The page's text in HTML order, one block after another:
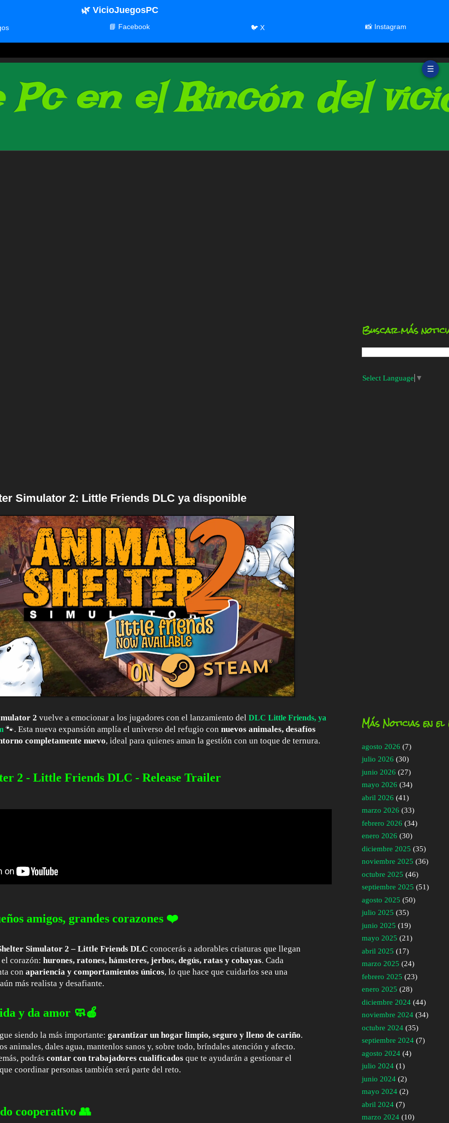
☰
Pc en el Rincón del
🌿 VicioJuegosPC
📘 Facebook 🐦 X 📸 Instagram
Simulator 2: Little Friends DLC ya disponible
2 vuelve a emocionar a los jugadores con el lanzamiento del DLC Little Friends, ya
🐾. Esta nueva expansión amplía el universo del refugio con nuevos animales, desafíos
completamente nuevo, ideal para quienes aman la gestión con un toque de ternura.
2 - Little Friends DLC - Release Trailer
amigos, grandes corazones ❤️
Simulator 2 – Little Friends DLC conocerás a adorables criaturas que llegan
el corazón:hurones, ratones, hámsteres, jerbos, degús, ratas y cobayas. Cada
conapariencia y comportamientos únicos, lo que hace que cuidarlos sea una
más realista y desafiante.
y da amor 🧼🍎
siendo la más importante:garantizar un hogar limpio, seguro y lleno de cariño.
animales, dales agua, mantenlos sanos y, sobre todo, bríndales atención y afecto.
podráscontar con trabajadores cualificados que te ayudarán a gestionar el
coordinar personas también será parte del reto.
cooperativo 👥
Buscar más
Select Language ▼
Más Noticias en
agosto 2026 (7)
julio 2026 (30)
junio 2026 (27)
mayo 2026 (34)
abril 2026 (41)
marzo 2026 (33)
febrero 2026 (34)
enero 2026 (30)
diciembre 2025 (35)
noviembre 2025 (36)
octubre 2025 (46)
septiembre 2025 (51)
agosto 2025 (50)
julio 2025 (35)
junio 2025 (19)
mayo 2025 (21)
abril 2025 (17)
marzo 2025 (24)
febrero 2025 (23)
enero 2025 (28)
diciembre 2024 (44)
noviembre 2024 (34)
octubre 2024 (35)
septiembre 2024 (7)
agosto 2024 (4)
julio 2024 (1)
junio 2024 (2)
mayo 2024 (2)
abril 2024 (7)
marzo 2024 (10)